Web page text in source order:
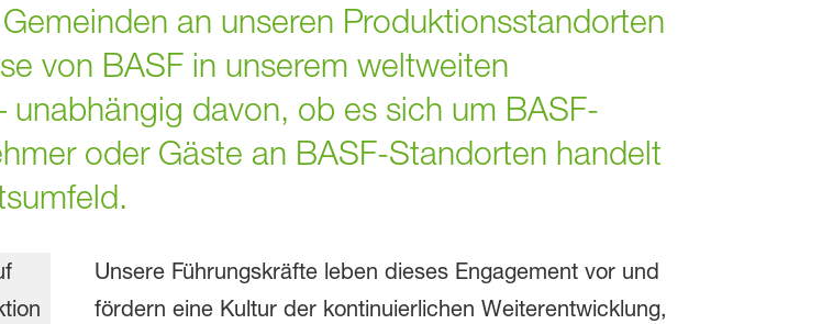
an unseren Produktionsstandorten
von BASF in unserem weltweiten
davon, ob es sich um BASF-
oder Gäste an BASF-Standorten handelt
Unsere Führungskräfte leben dieses Engagement vor und
fördern eine Kultur der kontinuierlichen Weiterentwicklung,